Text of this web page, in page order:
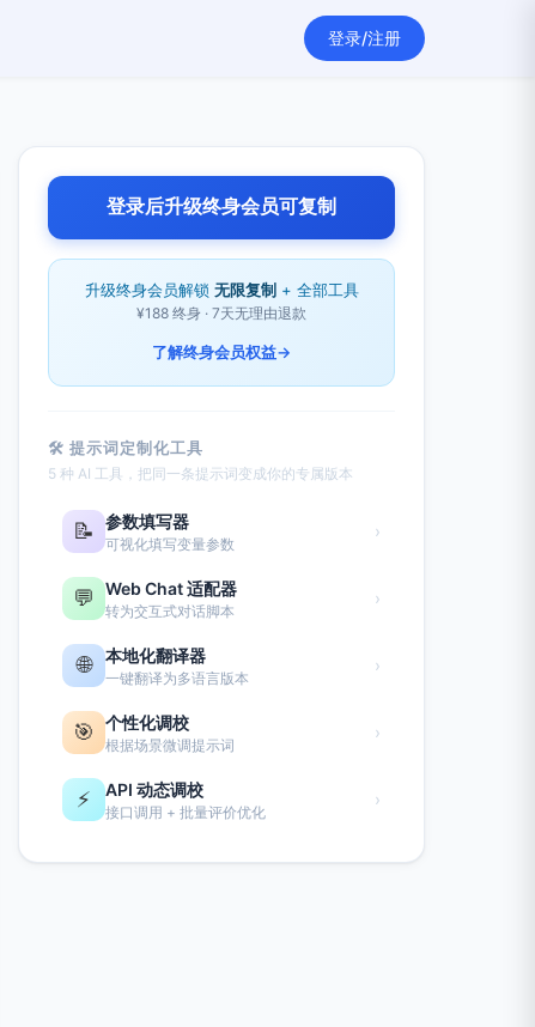
登录/注册
登录后升级终身会员可复制
升级终身会员解锁 无限复制 + 全部工具
¥188 终身 · 7天无理由退款
了解终身会员权益→
🛠 提示词定制化工具
5 种 AI 工具，把同一条提示词变成你的专属版本
📝 参数填写器
可视化填写变量参数
›
💬 Web Chat 适配器
转为交互式对话脚本
›
🌐 本地化翻译器
一键翻译为多语言版本
›
🎯 个性化调校
根据场景微调提示词
›
⚡ API 动态调校
接口调用 + 批量评价优化
›